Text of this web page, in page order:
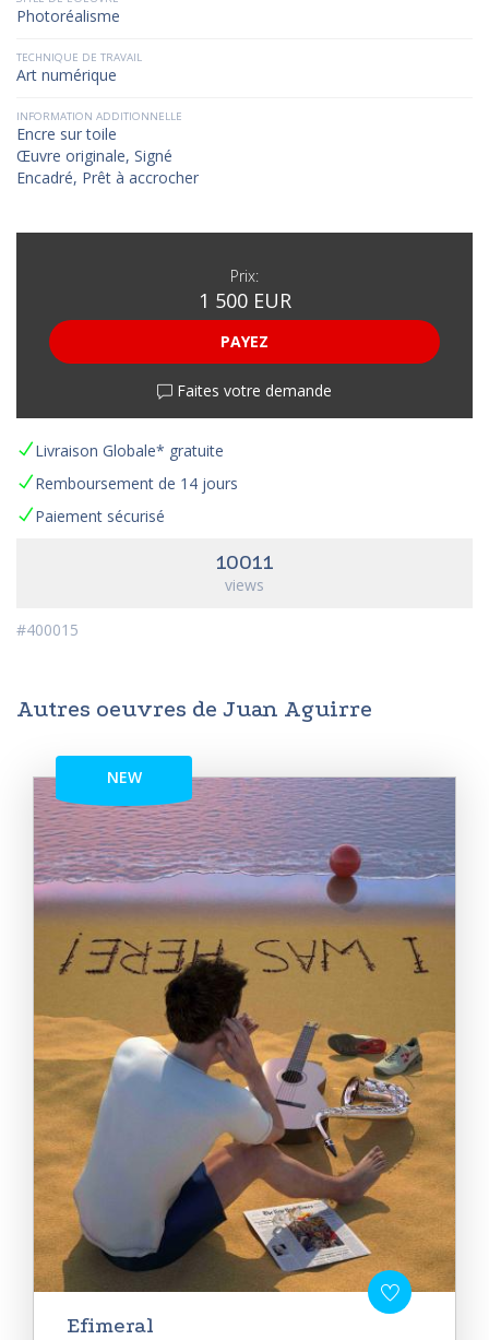
Photoréalisme
TECHNIQUE DE TRAVAIL
Art numérique
INFORMATION ADDITIONNELLE
Encre sur toile
Œuvre originale, Signé
Encadré, Prêt à accrocher
Prix:
1 500 EUR
PAYEZ
Faites votre demande
Livraison Globale* gratuite
Remboursement de 14 jours
Paiement sécurisé
10011
views
#400015
Autres oeuvres de Juan Aguirre
NEW
Efimeral